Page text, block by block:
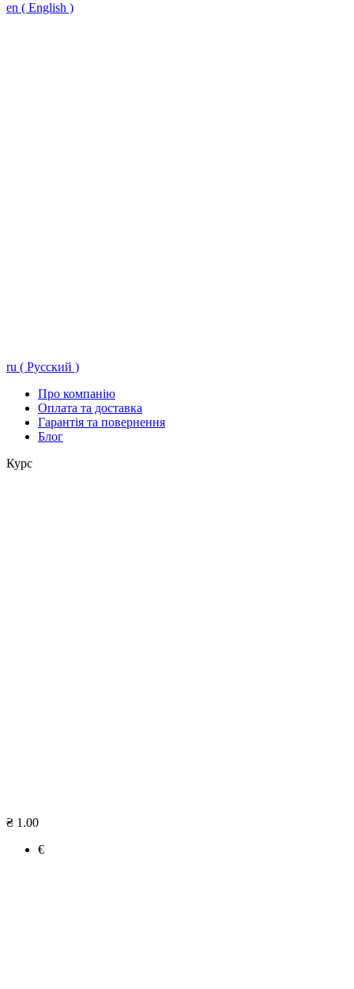
en ( English )
ru ( Русский )
Про компанію
Оплата та доставка
Гарантія та повернення
Блог
Курс
₴ 1.00
€